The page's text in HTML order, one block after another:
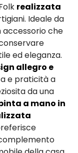
realizzata
Ideale da
accessorio che
ed eleganza.
allegro e
e praticità a
da una
a mano in